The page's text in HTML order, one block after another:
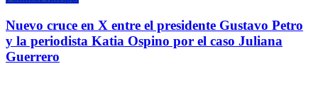
Nuevo cruce en X entre el presidente Gustavo Petro
y la periodista Katia Ospino por el caso Juliana
Guerrero